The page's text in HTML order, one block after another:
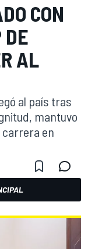
CON
DE
AL
al país tras
mantuvo
en